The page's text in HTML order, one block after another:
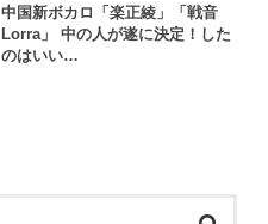
中国新ボカロ「楽正綾」「戦音
Lorra」 中の人が遂に決定！した
のはいい…